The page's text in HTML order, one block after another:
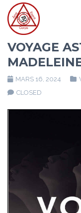
VOYAGE
MARS 16, 2024
CLOSED